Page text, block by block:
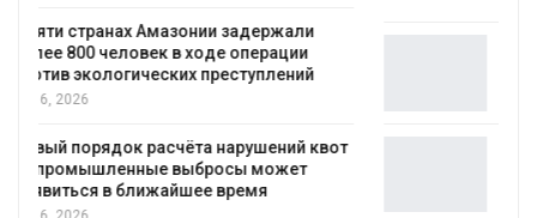
Москвариум отметит 11-летие
трёхдневным фестивалем
В Кении противников строительства АЭС
проверяют по статье о терроризме
Авг 5, 2026